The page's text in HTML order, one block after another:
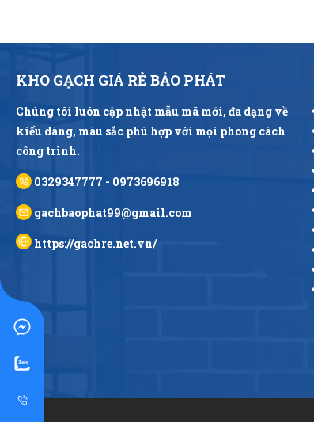
KHO GẠCH GIÁ RẺ BẢO PHÁT
Chúng tôi luôn cập nhật mẫu mã mới, đa dạng về
kiểu dáng, màu sắc phù hợp với mọi phong cách
công trình.
0329347777 - 0973696918
gachbaophat99@gmail.com
https://gachre.net.vn/